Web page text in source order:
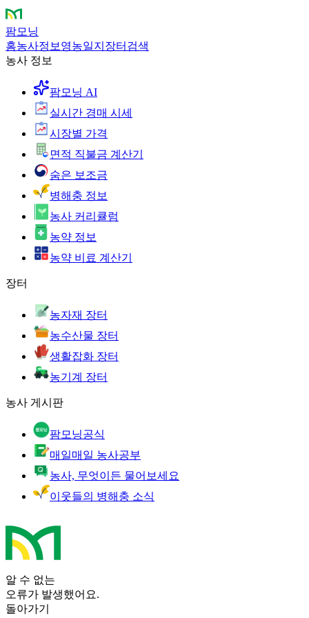
팜모닝
홈농사정보 영농일지 장터 검색
농사 정보
팜모닝 AI
실시간 경매 시세
시장별 가격
면적 직불금 계산기
숨은 보조금
병해충 정보
농사 커리큘럼
농약 정보
농약 비료 계산기
장터
농자재 장터
농수산물 장터
생활잡화 장터
농기계 장터
농사 게시판
팜모닝공식
매일매일 농사공부
농사, 무엇이든 물어보세요
이웃들의 병해충 소식
알 수 없는
오류가 발생했어요.
돌아가기